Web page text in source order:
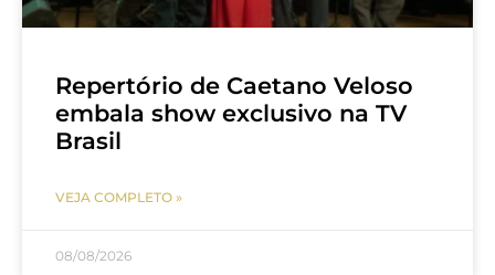
Repertório de Caetano Veloso
embala show exclusivo na TV
Brasil
VEJA COMPLETO »
08/08/2026